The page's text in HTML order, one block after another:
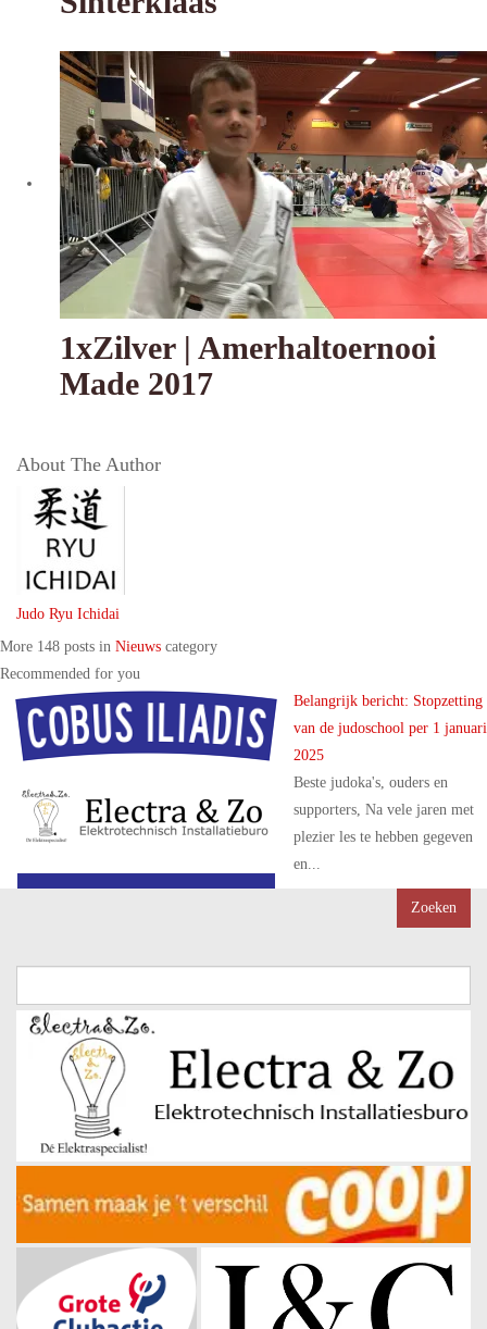
1xZilver | Amerhaltoernooi
Made 2017
About The Author
Judo Ryu Ichidai
More 148 posts in Nieuws category
Recommended for you
Belangrijk bericht: Stopzetting
van de judoschool per 1 januari
2025
Beste judoka's, ouders en
supporters, Na vele jaren met
plezier les te hebben gegeven
en...
naar: